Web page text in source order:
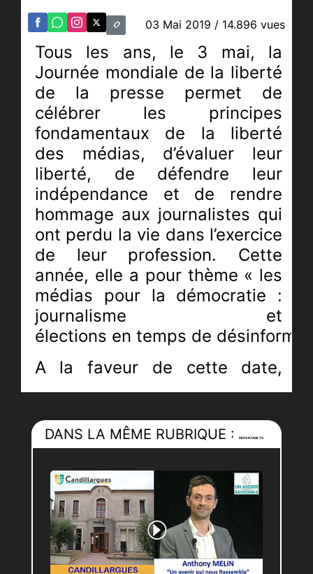
03 Mai 2019 / 14.896 vues
Tous les ans, le 3 mai, la
Journée mondiale de la liberté
de la presse permet de
célébrer les principes
fondamentaux de la liberté
des médias, d’évaluer leur
liberté, de défendre leur
indépendance et de rendre
hommage aux journalistes qui
ont perdu la vie dans l’exercice
de leur profession. Cette
année, elle a pour thème « les
médias pour la démocratie :
journalisme et
élections en temps de
A la faveur de cette date,
notre média, indépendant, ne
sujet de la désinformation, en
réalisant un reportage sur des
initiatives relatives à
l’éducation aux médias. Notre
équipe a donc rencontré un
groupe de jeunes qui ont
choisi une mission de service
DANS LA MÊME RUBRIQUE :REPORTAGE TV